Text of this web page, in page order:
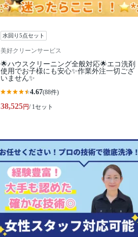
水回り5点セット
美好クリーンサービス
🌟ハウスクリーニング全般対応🌟エコ洗剤
使用でお子様にも安心✨作業外注一切ござ
いません✨
4.67(88件)
38,525円/ 1セット